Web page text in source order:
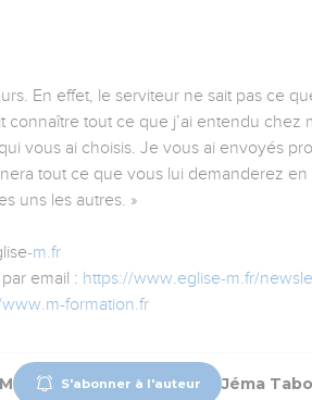
En effet, le serviteur ne sait pas ce
connaître tout ce que j’ai entendu chez
vous ai choisis. Je vous ai envoyés
tout ce que vous lui demanderez
uns les autres. »
-m.fr
email : https://www.eglise-m.fr/
formation.fr
S'abonner à l'auteur Jéma